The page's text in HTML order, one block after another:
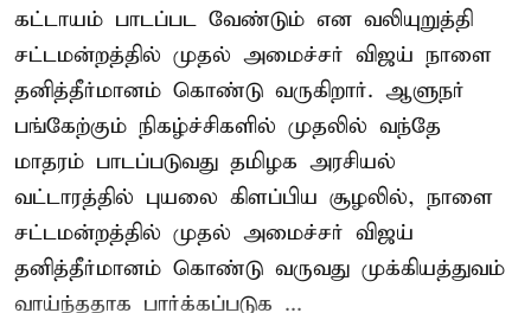
கட்டாயம் பாடப்பட வேண்டும் என வலியுறுத்தி
சட்டமன்றத்தில் முதல் அமைச்சர் விஜய் நாளை
தனித்தீர்மானம் கொண்டு வருகிறார். ஆளுநர்
பங்கேற்கும் நிகழ்ச்சிகளில் முதலில் வந்தே
மாதரம் பாடப்படுவது தமிழக அரசியல்
வட்டாரத்தில் புயலை கிளப்பிய சூழலில், நாளை
சட்டமன்றத்தில் முதல் அமைச்சர் விஜய்
தனித்தீர்மானம் கொண்டு வருவது முக்கியத்துவம்
வாய்ந்ததாக பார்க்கப்படுக ...